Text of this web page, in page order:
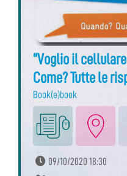
“Voglio il
Come? Tutte le
Book(e)book
09/10/2020 18:30